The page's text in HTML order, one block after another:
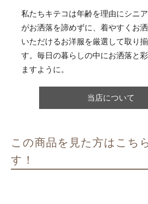
私たちキテコは年齢を理由にシニ
がお洒落を諦めずに、着やすくお
いただけるお洋服を厳選して取り
す。毎日の暮らしの中にお洒落と
ますように。
当店について
この商品を見た方はこち
す！